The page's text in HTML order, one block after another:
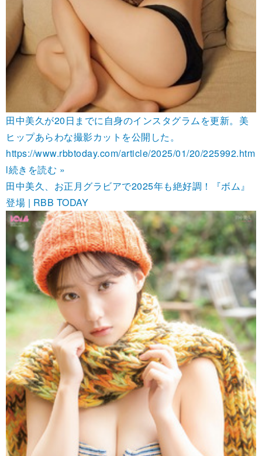
田中美久が20日までに自身のインスタグラムを更新。美
ヒップあらわな撮影カットを公開した。
https://www.rbbtoday.com/article/2025/01/20/225992.htm
l続きを読む »
田中美久、お正月グラビアで2025年も絶好調！『ボム』
登場 | RBB TODAY